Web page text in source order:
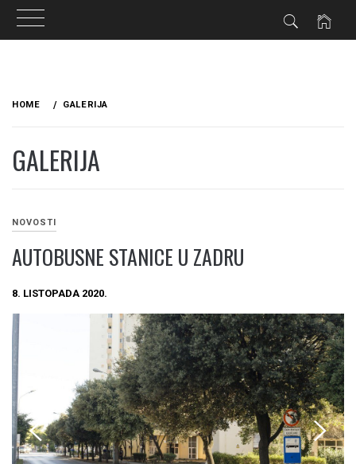
HOME GALERIJA
GALERIJA
NOVOSTI
AUTOBUSNE STANICE U ZADRU
8. LISTOPADA 2020.